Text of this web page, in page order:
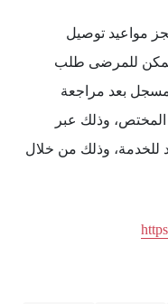
مواعيد توصيل
يمكن للمرضى طلب
بعد مراجعة
المختص، وذلك عبر
للخدمة، وذلك من خلال